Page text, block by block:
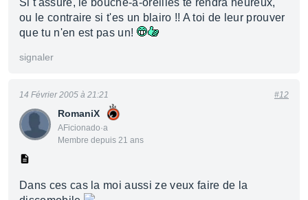
Si t'assure, le bouche-à-oreilles te rendra heureux,
ou le contraire si t'es un blairo !! A toi de leur prouver
que tu n'en est pas un!
signaler
RomaniX
AFicionado·a
Membre depuis 21 ans
14 Février 2005 à 21:21 #12
Dans ces cas la moi aussi ze veux faire de la